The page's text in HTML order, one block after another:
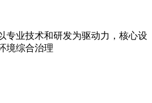
专业技术和研发为驱动力，核心设
境综合治理